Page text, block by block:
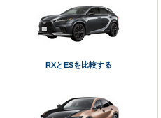
RXとESを比較する